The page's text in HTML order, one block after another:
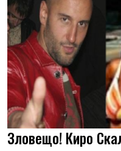
Зловещо! Киро